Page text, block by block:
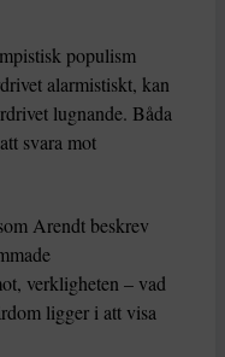
populism
alarmistiskt, kan
lugnande. Båda
svara mot
Arendt beskrev
verkligheten – vad
ligger i att visa